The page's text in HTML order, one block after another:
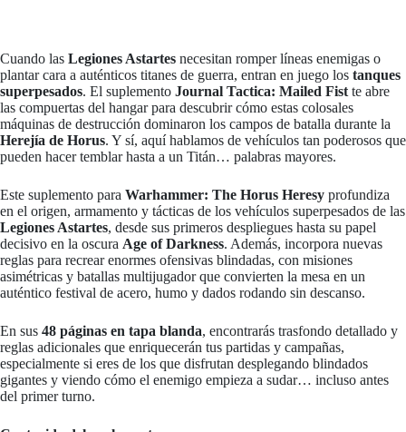
Cuando las Legiones Astartes necesitan romper líneas enemigas o
plantar cara a auténticos titanes de guerra, entran en juego los tanques
superpesados. El suplemento Journal Tactica: Mailed Fist te abre
las compuertas del hangar para descubrir cómo estas colosales
máquinas de destrucción dominaron los campos de batalla durante la
Herejía de Horus. Y sí, aquí hablamos de vehículos tan poderosos que
pueden hacer temblar hasta a un Titán… palabras mayores.
Este suplemento para Warhammer: The Horus Heresy profundiza
en el origen, armamento y tácticas de los vehículos superpesados de las
Legiones Astartes, desde sus primeros despliegues hasta su papel
decisivo en la oscura Age of Darkness. Además, incorpora nuevas
reglas para recrear enormes ofensivas blindadas, con misiones
asimétricas y batallas multijugador que convierten la mesa en un
auténtico festival de acero, humo y dados rodando sin descanso.
En sus 48 páginas en tapa blanda, encontrarás trasfondo detallado y
reglas adicionales que enriquecerán tus partidas y campañas,
especialmente si eres de los que disfrutan desplegando blindados
gigantes y viendo cómo el enemigo empieza a sudar… incluso antes
del primer turno.